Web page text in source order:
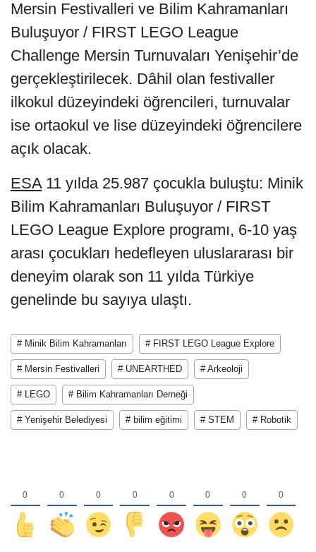
Mersin Festivalleri ve Bilim Kahramanları
Buluşuyor / FIRST LEGO League
Challenge Mersin Turnuvaları Yenişehir’de
gerçekleştirilecek. Dâhil olan festivaller
ilkokul düzeyindeki öğrencileri, turnuvalar
ise ortaokul ve lise düzeyindeki öğrencilere
açık olacak.
ESA11 yılda 25.987 çocukla buluştu: Minik
Bilim Kahramanları Buluşuyor / FIRST
LEGO League Explore programı, 6-10 yaş
arası çocukları hedefleyen uluslararası bir
deneyim olarak son 11 yılda Türkiye
genelinde bu sayıya ulaştı.
# Minik Bilim Kahramanları # FIRST LEGO League Explore
# Mersin Festivalleri # UNEARTHED # Arkeoloji
# LEGO # Bilim Kahramanları Derneği
# Yenişehir Belediyesi # bilim eğitimi # STEM # Robotik